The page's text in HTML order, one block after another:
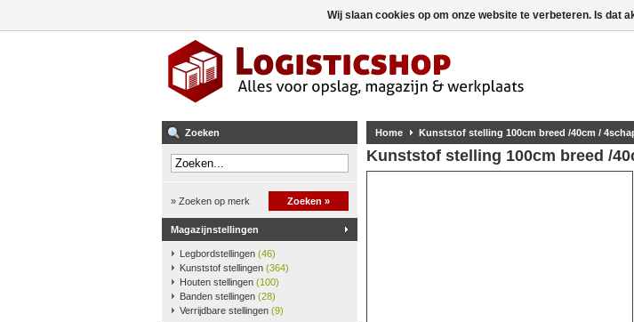
Zoeken
» Zoeken op merk Zoeken »
Magazijnstellingen
Legbordstellingen (46)
Kunststof stellingen (364)
Houten stellingen (100)
Banden stellingen (28)
Verrijdbare stellingen (9)
Home Kunststof stelling 100cm breed /40cm /
Kunststof stelling 100cm breed /
Wij slaan cookies op om onze website te verbeteren. Is dat